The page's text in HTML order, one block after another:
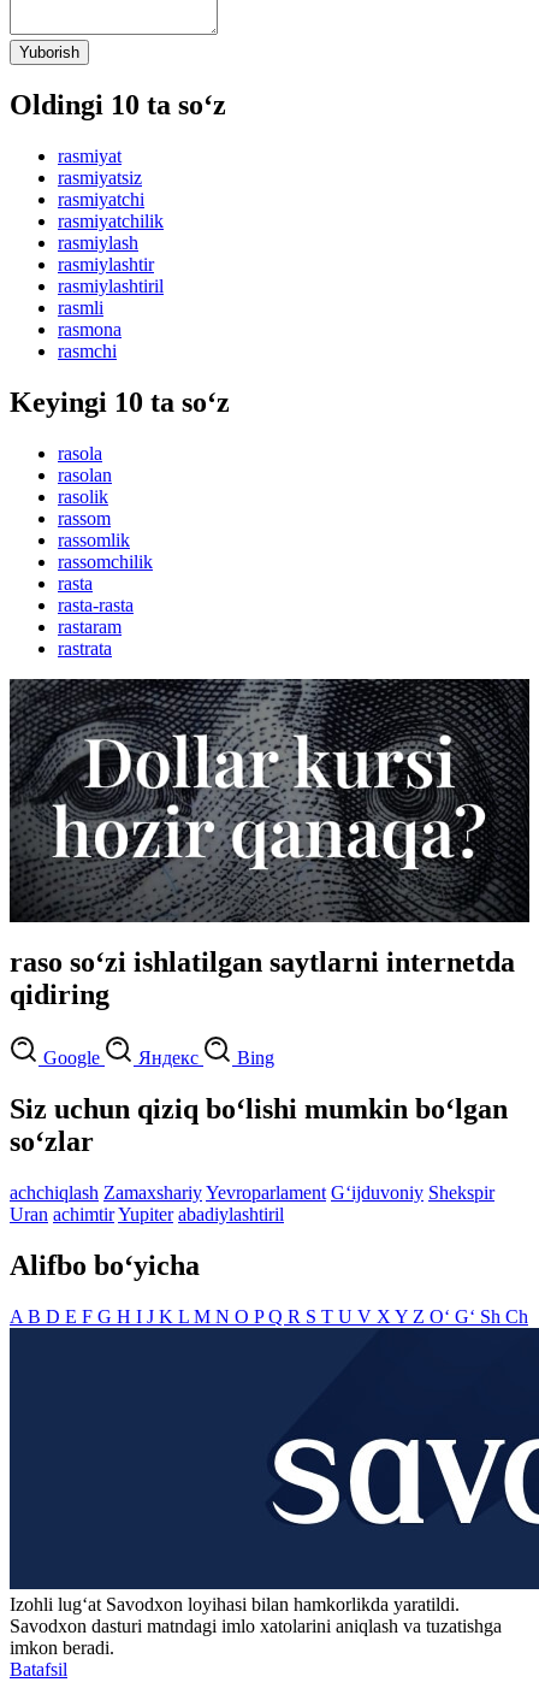
Yuborish
Oldingi 10 ta so‘z
rasmiyat
rasmiyatsiz
rasmiyatchi
rasmiyatchilik
rasmiylash
rasmiylashtir
rasmiylashtiril
rasmli
rasmona
rasmchi
Keyingi 10 ta so‘z
rasola
rasolan
rasolik
rassom
rassomlik
rassomchilik
rasta
rasta-rasta
rastaram
rastrata
raso so‘zi ishlatilgan saytlarni internetda
qidiring
Google Яндекс Bing
Siz uchun qiziq bo‘lishi mumkin bo‘lgan
so‘zlar
achchiqlash ZamaxshariyYevroparlament G‘ijduvoniy Shekspir
Uran achimtirYupiter abadiylashtiril
Alifbo bo‘yicha
A B D E F G H I J K L M N O PQ R S T U V X Y Z O‘ G‘ Sh Ch
Izohli lugʻat Savodxon loyihasi bilan hamkorlikda yaratildi.
Savodxon dasturi matndagi imlo xatolarini aniqlash va tuzatishga
imkon beradi.
Batafsil